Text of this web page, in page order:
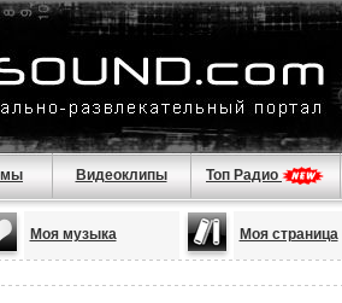
Видеоклипы Топ Радио
Моя музыка Моя страница